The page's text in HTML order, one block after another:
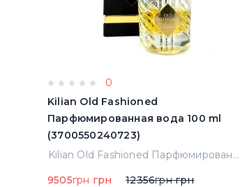
0
Kilian Old Fashioned
Парфюмированная вода 100 ml
(3700550240723)
Kilian Old Fashioned Парфюмированная вода 100 ml (3700550240723)
9505грн грн 12356грнгрн